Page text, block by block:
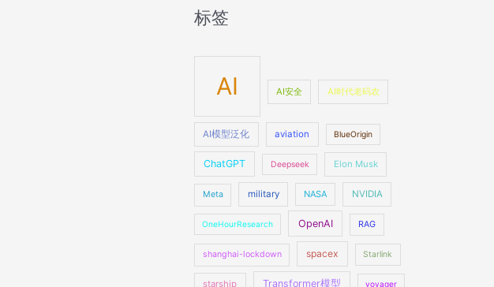
标签
AI AI安全 AI时代老码农
AI模型泛化 aviation BlueOrigin
ChatGPT Deepseek Elon Musk
Meta military NASA NVIDIA
OneHourResearch OpenAI RAG
shanghai-lockdown spacex Starlink
starship Transformer模型 voyager